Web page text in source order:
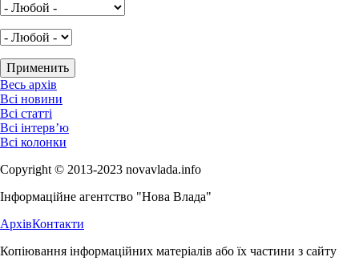
Весь архів
Всі новини
Всі статті
Всі інтерв’ю
Всі колонки
Copyright © 2013-2023 novavlada.info
Інформаційне агентство "Нова Влада"
АрхівКонтакти
Копіювання інформаційних матеріалів або їх частини з сайту